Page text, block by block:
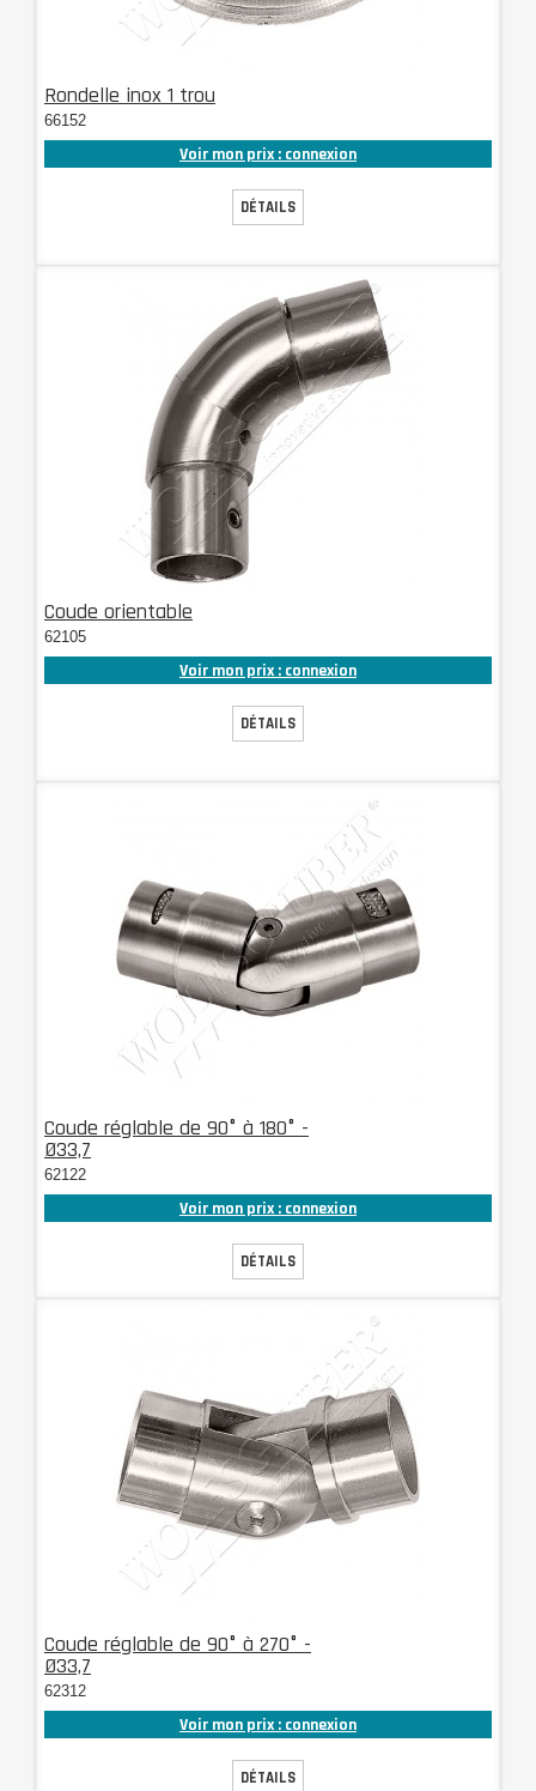
Rondelle inox 1 trou
66152
Voir mon prix : connexion
DÉTAILS
Coude orientable
62105
Voir mon prix : connexion
DÉTAILS
Coude réglable de 90° à 180° -
Ø33,7
62122
Voir mon prix : connexion
DÉTAILS
Coude réglable de 90° à 270° -
Ø33,7
62312
Voir mon prix : connexion
DÉTAILS